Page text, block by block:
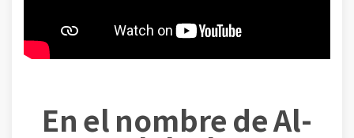
En el nombre de Al-